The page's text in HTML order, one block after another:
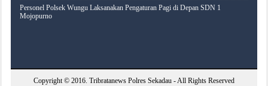
Personel Polsek Wungu Laksanakan Pengaturan Pagi di Depan SDN 1
Mojopurno
Copyright © 2016. Tribratanews Polres Sekadau - All Rights Reserved